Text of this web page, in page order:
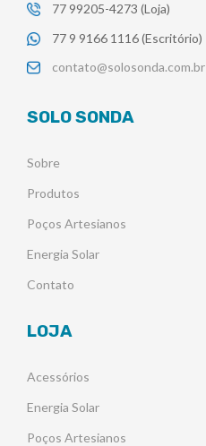
77 99205-4273 (Loja)
77 9 9166 1116 (Escritório)
contato@solosonda.com.br
SOLO SONDA
Sobre
Produtos
Poços Artesianos
Energia Solar
Contato
LOJA
Acessórios
Energia Solar
Poços Artesianos